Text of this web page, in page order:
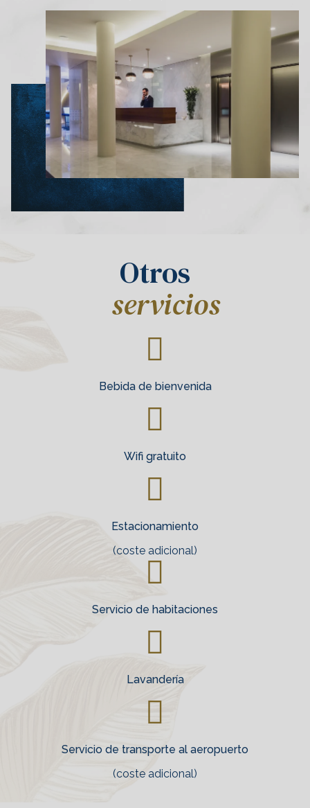
Otros
servicios
Bebida de bienvenida
Wifi gratuito
Estacionamiento
(coste adicional)
Servicio de habitaciones
Lavandería
Servicio de transporte al aeropuerto
(coste adicional)